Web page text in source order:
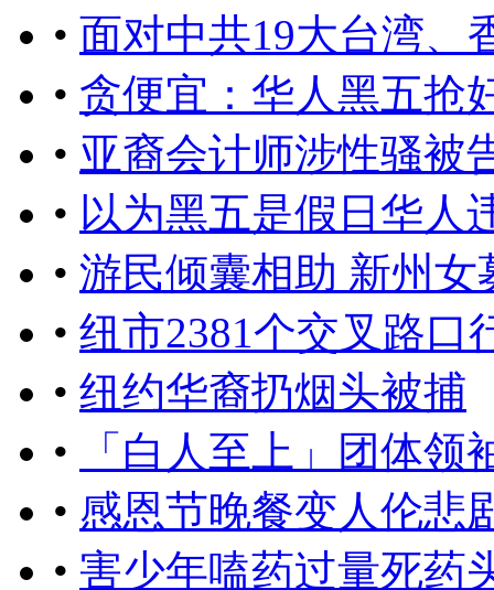
• 面对中共19大台湾、
• 贪便宜：华人黑五抢
• 亚裔会计师涉性骚被
• 以为黑五是假日华人
• 游民倾囊相助 新州女
• 纽市2381个交叉路口
• 纽约华裔扔烟头被捕
•
「白人至上」团体
• 感恩节晚餐变人伦悲
• 害少年嗑药过量死药